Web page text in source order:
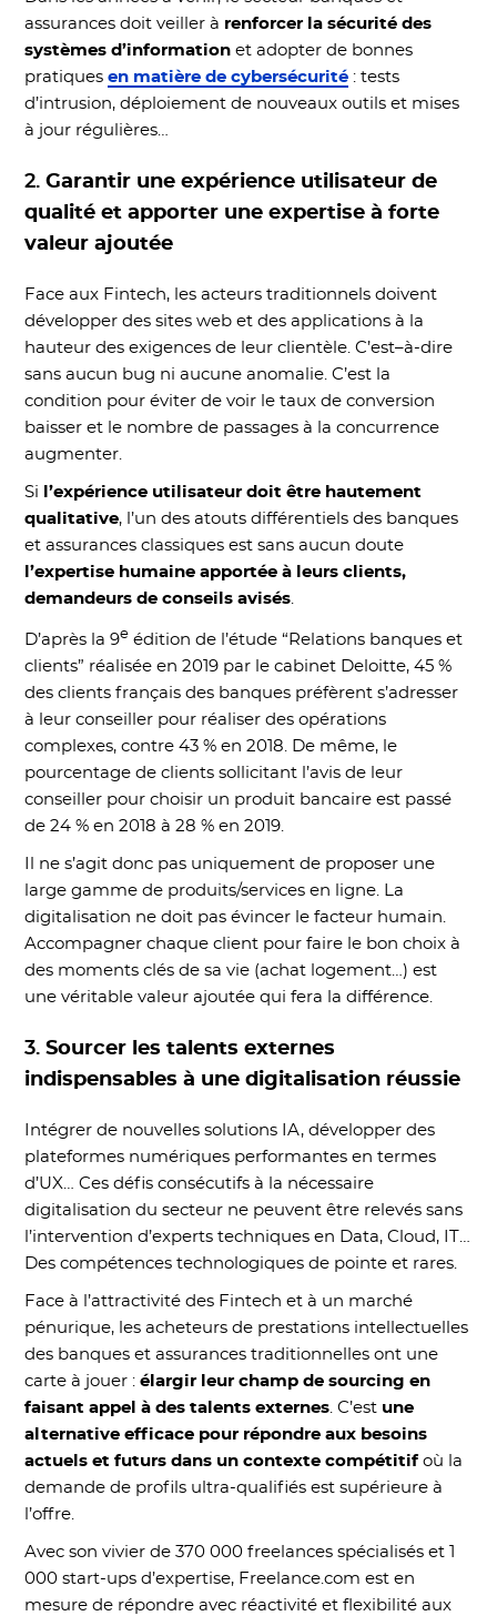
assurances doit veiller à renforcer la sécurité des
systèmes d’information et adopter de bonnes
pratiquesen matière de cybersécurité : tests
d’intrusion, déploiement de nouveaux outils et mises
à jour régulières…
2.Garantir une expérience utilisateur de
qualité et apporter une expertise à forte
valeur ajoutée
Face aux Fintech, les acteurs traditionnels doivent
développer des sites web et des applications à la
hauteur des exigences de leur clientèle. C’est–à-dire
sans aucun bug ni aucune anomalie. C’est la
condition pour éviter de voir le taux de conversion
baisser et le nombre de passages à la concurrence
augmenter.
Si
l’expérience utilisateur doit être hautement
qualitative, l’un des atouts différentiels des banques
et assurances classiques est sans aucun doute
l’expertise humaine apportée à leurs clients,
demandeurs de conseils avisés
D’après la 9e édition de l’étude “Relations banques et
clients” réalisée en 2019 par le cabinet Deloitte, 45 %
des clients français des banques préfèrent s’adresser
à leur conseiller pour réaliser des opérations
complexes, contre 43 % en 2018. De même, le
pourcentage de clients sollicitant l’avis de leur
conseiller pour choisir un produit bancaire est passé
de 24 % en 2018 à 28 % en 2019.
Il ne s’agit donc pas uniquement de proposer une
large gamme de produits/services en ligne. La
digitalisation ne doit pas évincer le facteur humain.
Accompagner chaque client pour faire le bon choix à
des moments clés de sa vie (achat logement…) est
une véritable valeur ajoutée qui fera la différence.
3.Sourcer les talents externes
indispensables à une digitalisation réussie
Intégrer de nouvelles solutions IA, développer des
plateformes numériques performantes en termes
d’UX… Ces défis consécutifs à la nécessaire
digitalisation du secteur ne peuvent être relevés sans
l’intervention d’experts techniques en Data, Cloud, IT…
Des compétences technologiques de pointe et rares.
Face à l’attractivité des Fintech et à un marché
pénurique, les acheteurs de prestations intellectuelles
des banques et assurances traditionnelles ont une
carte à jouer :élargir leur champ de sourcing en
faisant appel à des talents externes . C’est une
alternative efficace pour répondre aux besoins
actuels et futurs dans un contexte compétitifoù la
demande de profils ultra-qualifiés est supérieure à
l’offre.
Avec son vivier de 370 000 freelances spécialisés et 1
000 start-ups d’expertise, Freelance.com est en
mesure de répondre avec réactivité et flexibilité aux